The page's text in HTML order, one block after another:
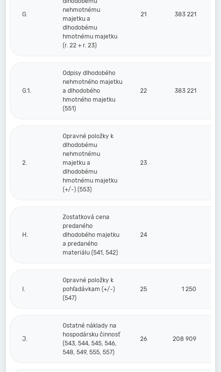
G.
nehmotnému
majetku a
dlhodobému
hmotnému majetku
(r. 22 + r. 23)
21 383 221
G.1.
Odpisy dlhodobého
nehmotného majetku
a dlhodobého
hmotného majetku
(551)
22 383 221
2.
Opravné položky k
dlhodobému
nehmotnému
majetku a
dlhodobému
hmotnému majetku
(+/-) (553)
23
H.
Zostatková cena
predaného
dlhodobého majetku
a predaného
materiálu (541, 542)
24
I.
Opravné položky k
pohľadávkam (+/-)
(547)
25 1 250
J.
Ostatné náklady na
hospodársku činnosť
(543, 544, 545, 546,
548, 549, 555, 557)
26 208 909